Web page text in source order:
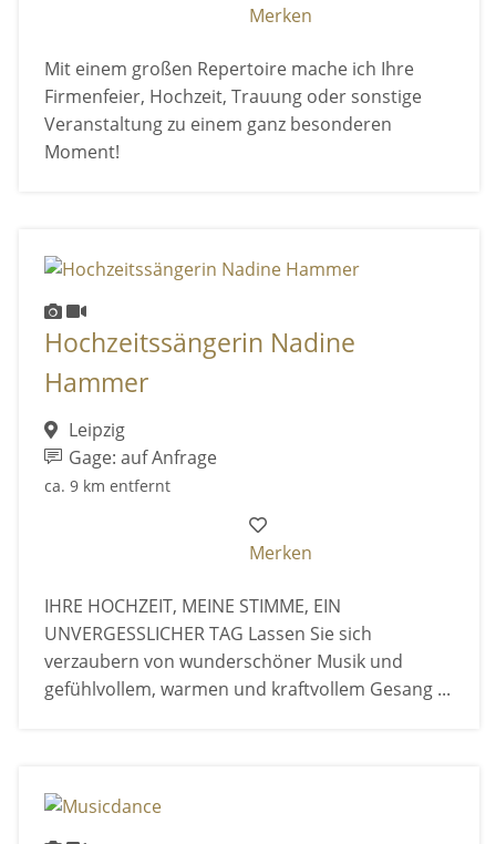
Merken
Mit einem großen Repertoire mache ich Ihre
Firmenfeier, Hochzeit, Trauung oder sonstige
Veranstaltung zu einem ganz besonderen
Moment!
Hochzeitssängerin Nadine
Hammer
Leipzig
Gage: auf Anfrage
ca. 9 km entfernt
Merken
IHRE HOCHZEIT, MEINE STIMME, EIN
UNVERGESSLICHER TAG Lassen Sie sich
verzaubern von wunderschöner Musik und
gefühlvollem, warmen und kraftvollem Gesang ...